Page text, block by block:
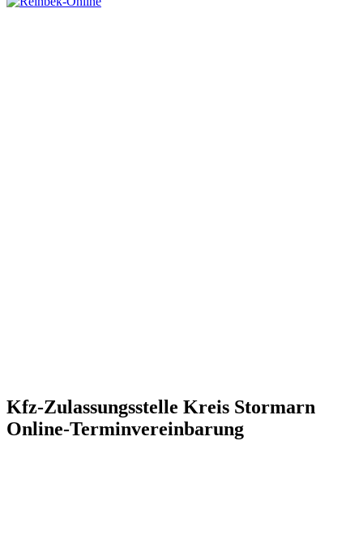
Kfz-Zulassungsstelle Kreis Stormarn
Online-Terminvereinbarung